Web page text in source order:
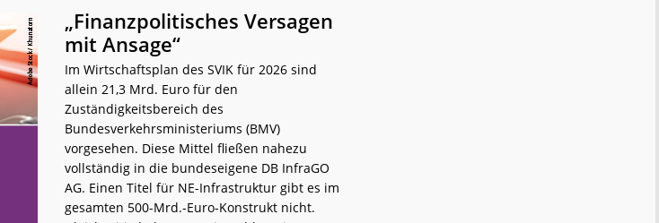
„Finanzpolitisches Versagen
mit Ansage“
Im Wirtschaftsplan des SVIK für 2026 sind
allein 21,3 Mrd. Euro für den
Zuständigkeitsbereich des
Bundesverkehrsministeriums (BMV)
vorgesehen. Diese Mittel fließen nahezu
vollständig in die bundeseigene DB InfraGO
AG. Einen Titel für NE-Infrastruktur gibt es im
gesamten 500-Mrd.-Euro-Konstrukt nicht.